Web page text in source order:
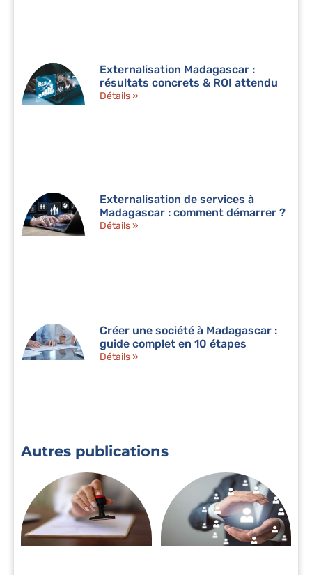
Externalisation Madagascar :
résultats concrets & ROI attendu
Détails »
Externalisation de services à
Madagascar : comment démarrer ?
Détails »
Créer une société à Madagascar :
guide complet en 10 étapes
Détails »
Autres publications